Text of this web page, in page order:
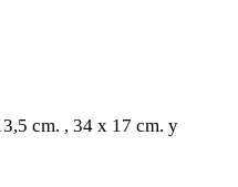
cm. , 34 x 17 cm. y